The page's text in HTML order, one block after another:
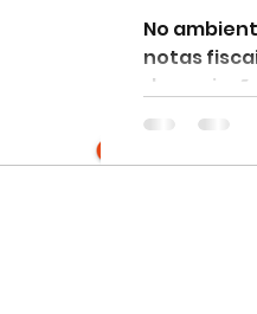
No
notas
de-
licenciada...